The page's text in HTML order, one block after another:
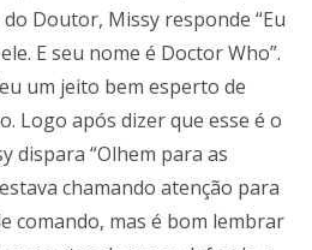
Doutor, Missy responde “Eu
E seu nome é Doctor Who”.
um jeito bem esperto de
Logo após dizer que esse é o
dispara “Olhem para as
chamando atenção para
comando, mas é bom lembrar